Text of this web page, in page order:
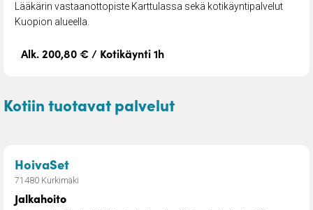
Lääkärin vastaanottopiste Karttulassa sekä kotikäyntipalvelut
Kuopion alueella.
Alk. 200,80 € / Kotikäynti 1h
Kotiin tuotavat palvelut
HoivaSet– Jalkahoito
71480 Kurkimäki
Jalkahoito